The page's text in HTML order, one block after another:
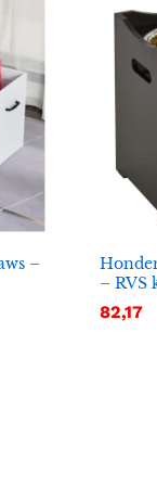
–
– RVS
82,17
82,17